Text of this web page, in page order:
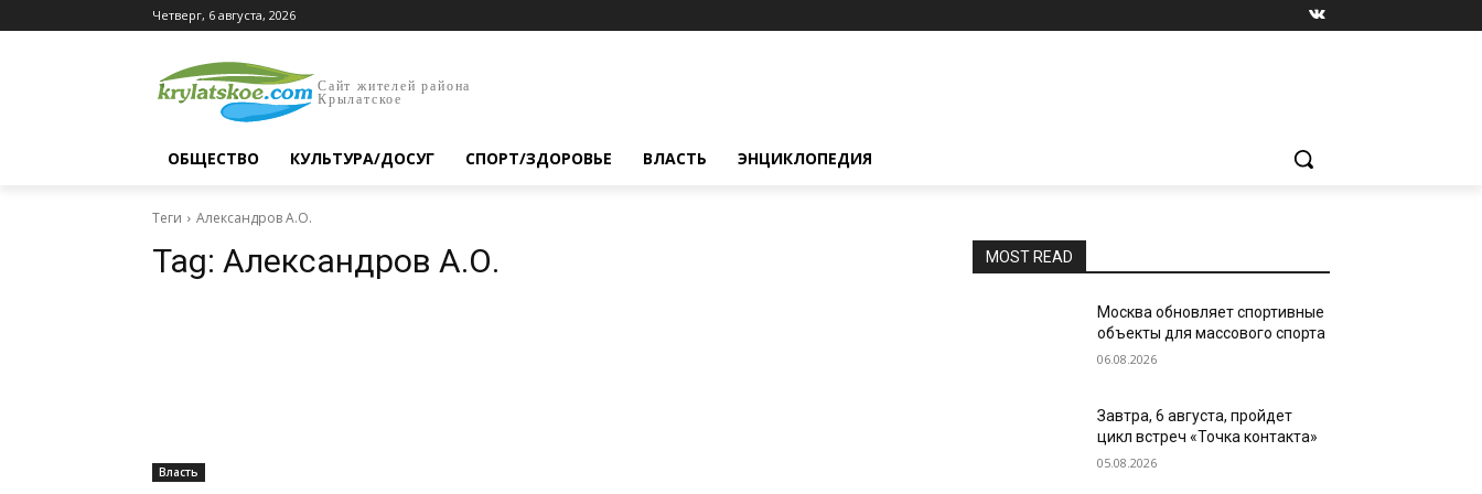
Четверг, 6 августа, 2026
Сайт жителей района
Крылатское
ОБЩЕСТВО КУЛЬТУРА/ДОСУГ СПОРТ/ЗДОРОВЬЕ ВЛАСТЬ ЭНЦИКЛОПЕДИЯ
Теги Александров А.О.
Tag: Александров А.О.
Власть
MOST READ
Москва обновляет спортивные
объекты для массового спорта
06.08.2026
Завтра, 6 августа, пройдет
цикл встреч «Точка контакта»
05.08.2026